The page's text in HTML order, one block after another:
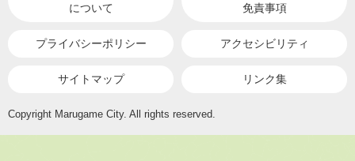
について
免責事項
プライバシーポリシー アクセシビリティ
サイトマップ リンク集
Copyright Marugame City. All rights reserved.